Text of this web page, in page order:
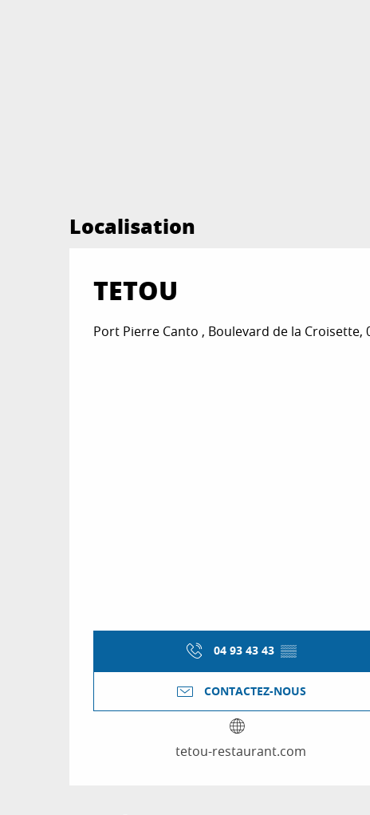
Localisation
TETOU
Port Pierre Canto , Boulevard de la Croisette,
04 93 43 43 ▒▒
CONTACTEZ-NOUS
tetou-restaurant.com